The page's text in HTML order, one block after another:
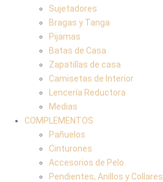
Sujetadores
Bragas y Tanga
Pijamas
Batas de Casa
Zapatillas de casa
Camisetas de Interior
Lencería Reductora
Medias
COMPLEMENTOS
Pañuelos
Cinturones
Accesorios de Pelo
Pendientes, Anillos y Collares